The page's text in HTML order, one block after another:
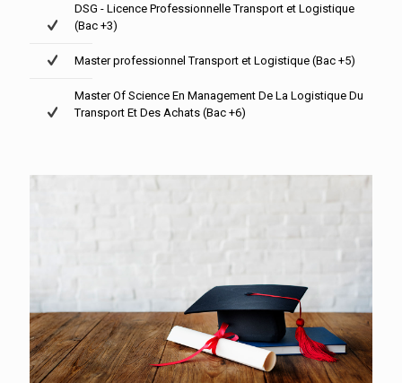
DSG - Licence Professionnelle Transport et Logistique
(Bac +3)
Master professionnel Transport et Logistique (Bac +5)
Master Of Science En Management De La Logistique Du
Transport Et Des Achats (Bac +6)